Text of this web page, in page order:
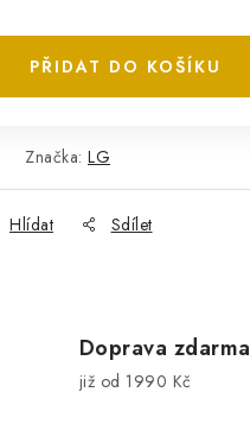
PŘIDAT DO KOŠÍKU
Značka: LG
Hlídat Sdílet
Doprava zdarma
již od 1990 Kč